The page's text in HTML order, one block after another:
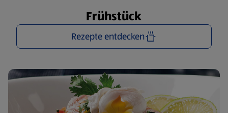
Frühstück
Rezepte entdecken